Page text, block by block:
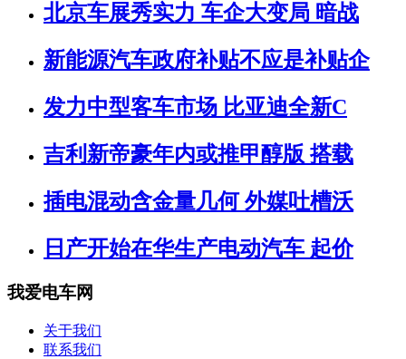
北京车展秀实力 车企大变局 暗战
新能源汽车政府补贴不应是补贴企
发力中型客车市场 比亚迪全新C
吉利新帝豪年内或推甲醇版 搭载
插电混动含金量几何 外媒吐槽沃
日产开始在华生产电动汽车 起价
我爱电车网
关于我们
联系我们